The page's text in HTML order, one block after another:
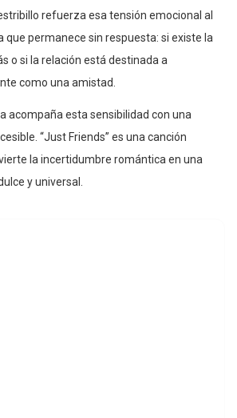
refuerza esa tensión emocional al
que permanece sin respuesta: si existe la
o si la relación está destinada a
como una amistad.
acompaña esta sensibilidad con una
“Just Friends” es una canción
la incertidumbre romántica en una
y universal.